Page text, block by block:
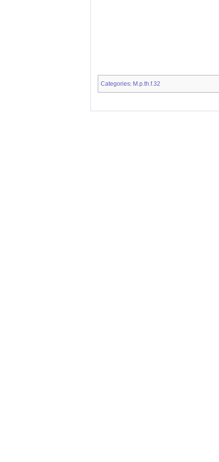
Categories: M.p.th.f.32